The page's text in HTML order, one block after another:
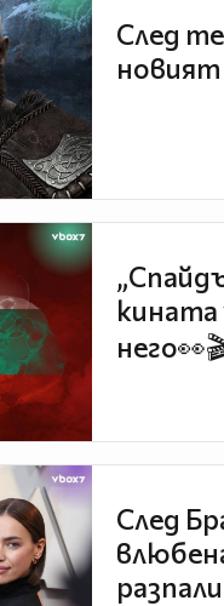
След
кината
След